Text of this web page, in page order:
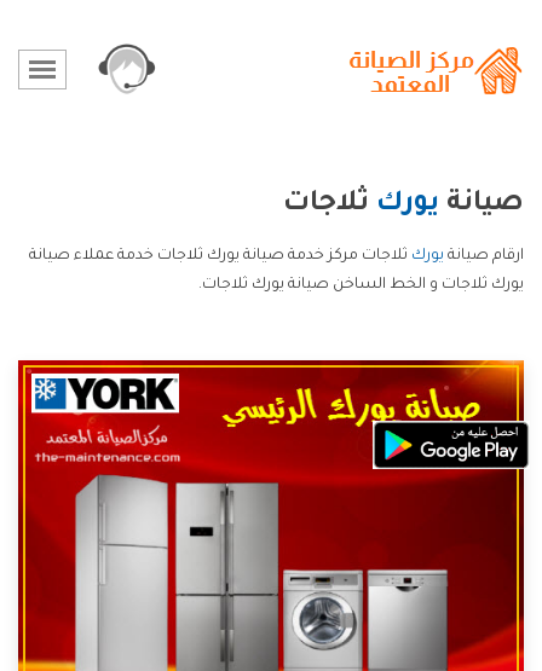
صيانة يورك ثلاجات
ارقام صيانة يورك ثلاجات مركز خدمة صيانة يورك ثلاجات خدمة عملاء صيانة
يورك ثلاجات و الخط الساخن صيانة يورك ثلاجات.